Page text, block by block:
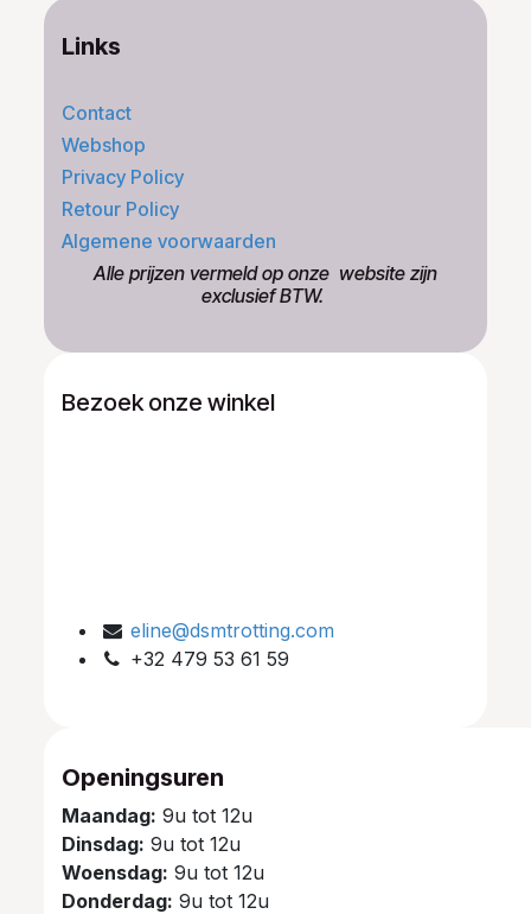
Links
Contact
Webshop
Privacy Policy
Retour Policy
Algemene voorwaarden
​Alle prijzen vermeld op onze ​website zijn
exclusief BTW.
Bezoek onze winkel
eline@dsmtrotting.com
+32 479 53 61 59
Openingsuren
Maandag: 9u tot 12u
Dinsdag: 9u tot 12u
Woensdag: 9u tot 12u
Donderdag: 9u tot 12u